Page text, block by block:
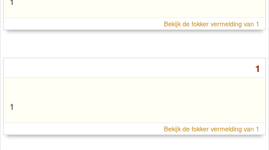
Bekijk de fokker vermelding van 1
1
1
Bekijk de fokker vermelding van 1